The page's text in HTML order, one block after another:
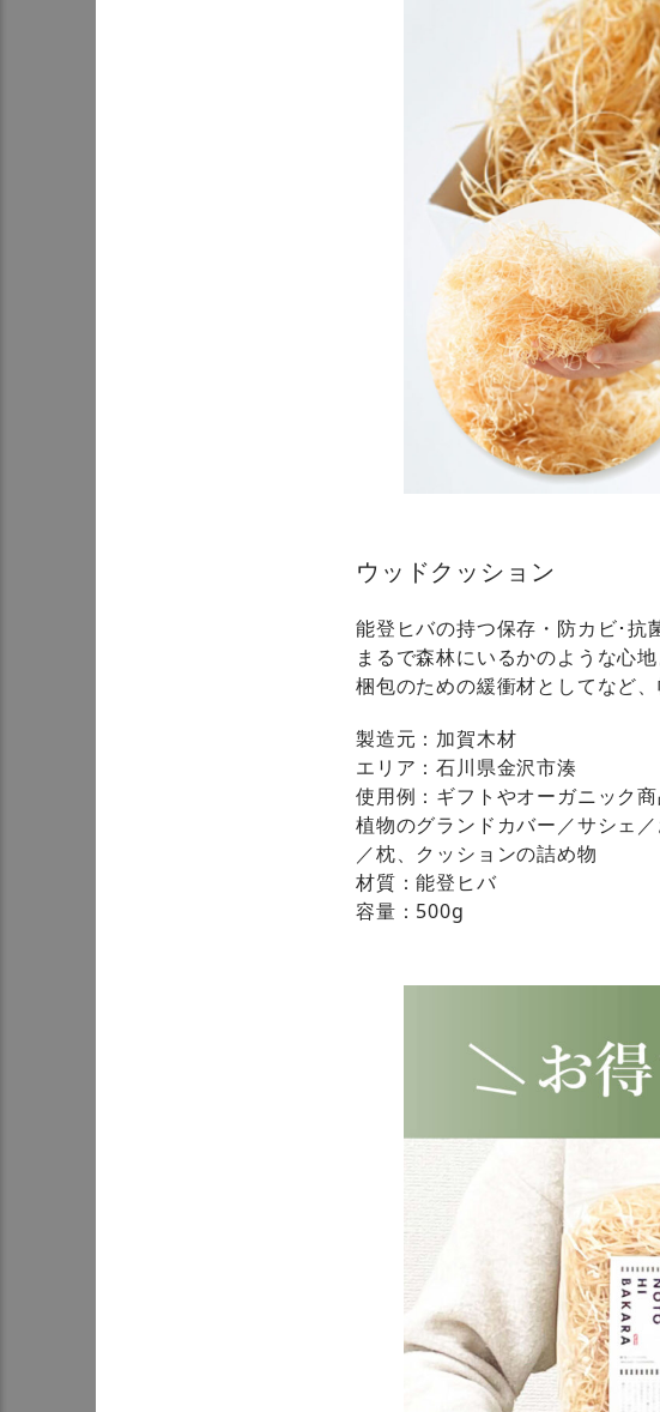
ウッドクッション
能登ヒバの持つ保存・防カビ･抗
まるで森林にいるかのような心
梱包のための緩衝材としてなど
製造元：加賀木材
エリア：石川県金沢市湊
使用例：ギフトやオーガニック
植物のグランドカバー／サシェ
／枕、クッションの詰め物
材質：能登ヒバ
容量：500g